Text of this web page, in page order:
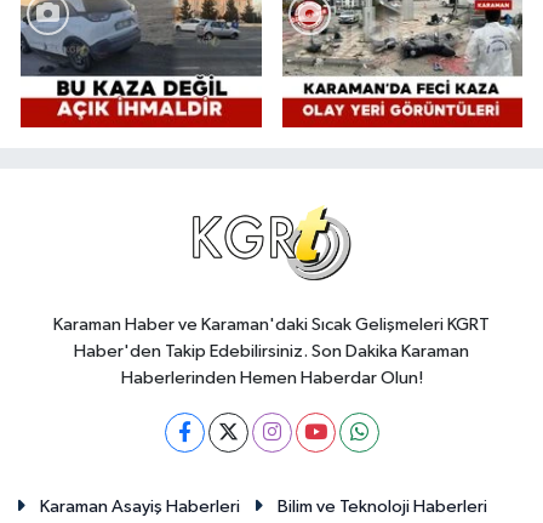
Karaman Haber ve Karaman'daki Sıcak Gelişmeleri KGRT
Haber'den Takip Edebilirsiniz. Son Dakika Karaman
Haberlerinden Hemen Haberdar Olun!
Karaman Asayiş Haberleri Bilim ve Teknoloji Haberleri